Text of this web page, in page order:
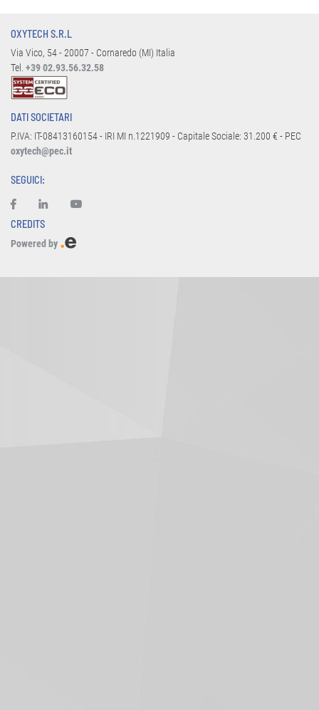
OXYTECH S.R.L
Via Vico, 54 - 20007 - Cornaredo (MI) Italia
Tel. +39 02.93.56.32.58
DATI SOCIETARI
P.IVA: IT-08413160154 - IRI MI n.1221909 - Capitale Sociale: 31.200 € - PEC
oxytech@pec.it
SEGUICI:
CREDITS
Powered by